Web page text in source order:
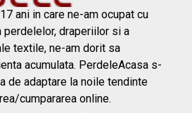
ani in care ne-am ocupat cu
perdelelor, draperiilor si a
textile, ne-am dorit sa
acumulata. PerdeleAcasa s-
de adaptare la noile tendinte
cumpararea online.